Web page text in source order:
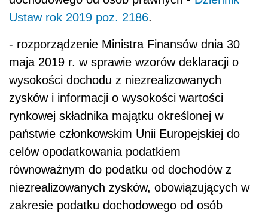
Ustaw rok 2019 poz. 2186.
- rozporządzenie Ministra Finansów dnia 30
maja 2019 r. w sprawie wzorów deklaracji o
wysokości dochodu z niezrealizowanych
zysków i informacji o wysokości wartości
rynkowej składnika majątku określonej w
państwie członkowskim Unii Europejskiej do
celów opodatkowania podatkiem
równoważnym do podatku od dochodów z
niezrealizowanych zysków, obowiązujących w
zakresie podatku dochodowego od osób